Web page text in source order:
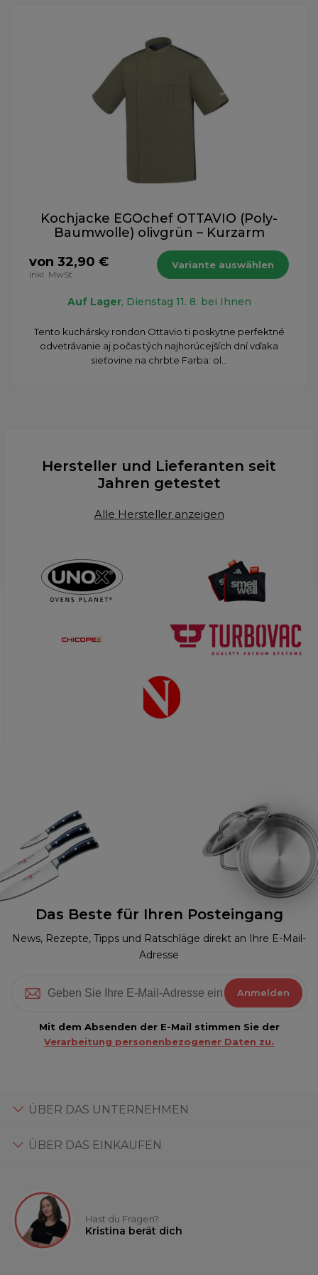
Kochjacke EGOchef OTTAVIO (Poly-
Baumwolle) olivgrün – Kurzarm
von 32,90 €
inkl. MwSt.
Variante auswählen
Auf Lager, Dienstag 11. 8. bei Ihnen
​Tento kuchársky rondon Ottavio ti poskytne perfektné
odvetrávanie aj počas tých najhorúcejších dní vďaka
sieťovine na chrbte Farba: ol...
Hersteller und Lieferanten seit
Jahren getestet
Alle Hersteller anzeigen
Das Beste für Ihren Posteingang
News, Rezepte, Tipps und Ratschläge direkt an Ihre E-Mail-
Adresse
Anmelden
Mit dem Absenden der E-Mail stimmen Sie der
Verarbeitung personenbezogener Daten zu.
ÜBER DAS UNTERNEHMEN
ÜBER DAS EINKAUFEN
Hast du Fragen?
Kristina berät dich